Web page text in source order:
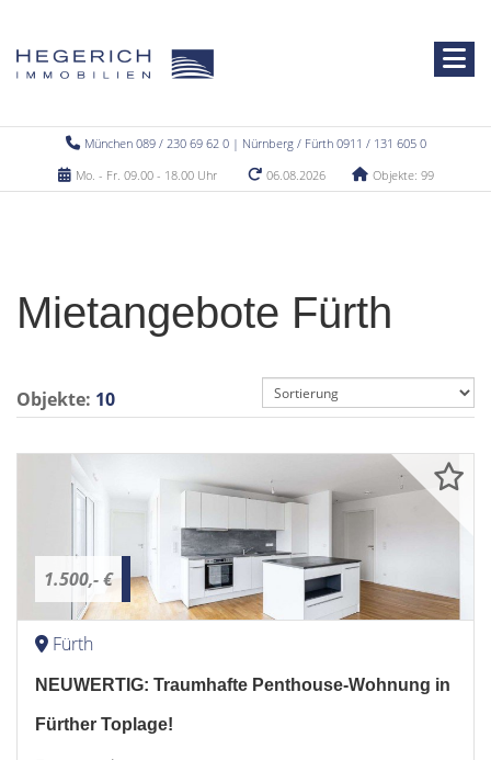
München 089 / 230 69 62 0 | Nürnberg / Fürth 0911 / 131 605 0
Mo. - Fr. 09.00 - 18.00 Uhr
06.08.2026 Objekte: 99
Mietangebote Fürth
Objekte: 10
1.500,- €
Fürth
NEUWERTIG: Traumhafte Penthouse-Wohnung in
Fürther Toplage!